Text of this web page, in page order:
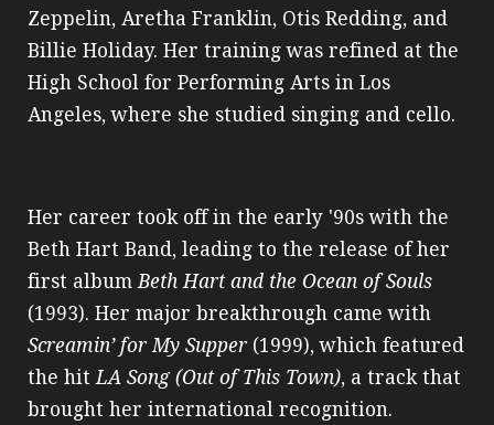
Zeppelin, Aretha Franklin, Otis Redding, and
Billie Holiday. Her training was refined at the
High School for Performing Arts in Los
Angeles, where she studied singing and cello.
Her career took off in the early '90s with the
Beth Hart Band, leading to the release of her
first album Beth Hart and the Ocean of Souls
(1993). Her major breakthrough came with
Screamin’ for My Supper(1999), which featured
the hit LA Song (Out of This Town), a track that
brought her international recognition.